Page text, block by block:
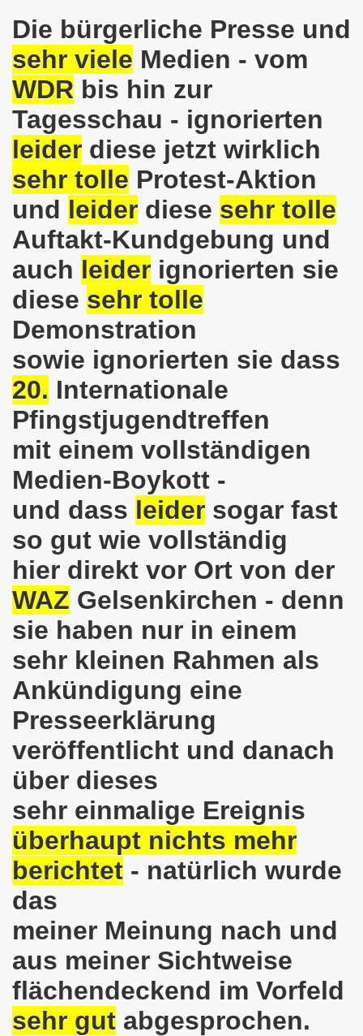
Die bürgerliche Presse und
sehr viele Medien - vom
WDR bis hin zur
Tagesschau - ignorierten
leider diese jetzt wirklich
sehr tolle Protest-Aktion
und leider diese sehr tolle
Auftakt-Kundgebung und
auch leider ignorierten sie
diese sehr tolle
Demonstration
sowie ignorierten sie dass
20. Internationale
Pfingstjugendtreffen
mit einem vollständigen
Medien-Boykott -
und dass leider sogar fast
so gut wie vollständig
hier direkt vor Ort von der
WAZ Gelsenkirchen - denn
sie haben nur in einem
sehr kleinen Rahmen als
Ankündigung eine
Presseerklärung
veröffentlicht und danach
über dieses
sehr einmalige Ereignis
überhaupt nichts mehr
berichtet - natürlich wurde
das
meiner Meinung nach und
aus meiner Sichtweise
flächendeckend im Vorfeld
sehr gut abgesprochen.
Montagsdemo-Bewegung am 11. Januar 2021
Bewegung am 23.11.2020 zum heißen Eisen Corona
Bewegung am 02.11.2020 - auf der Straße gegen das
am 10.10.2020 in Düsseldorf
Montagsdemo-Bewegung am 02. November 2020
auf die Bevölkerung! Beschäftigte und Arbeitslose
ruft auf: Kommt mit am 10.10.2020 gemeinsam
Brennpunkte am 14.09.2020: Wahlauswertung - Lage
Bewegung am 14.09.2020 mit breiter Themenpalette
ich (Thomas Kistermann) zur Kommunalwahl für das
und dadurch wurde bis zum heutigen Zeitpunkt im
16 Jahre Gelsenkirchener Montagsdemo-
Bewegung - Jubiläum am 10.08.2020
im Kampf um Arbeitsplätze und auch im Kampf
Bewegung reiht sich ein am 08.06.2020 in weltweite
und die einzigartige Show-Einlage von dir aus dem
Bewegung am 08.06.2020 im Zeichen der Solidarität
am 25.05.2020: Jetzt erst RECHT die
- Berichte aus erster Hand am 11.05.2020
Krisenlasten auf Arbeiter, auf Erwerbslose, auf
wieder am 11.05.2020 auf der Straße -
bleibt aktiv auch in Corona-Zeiten!
als Tag des Widerstands am 09.03.2020:
am 19.03.2020 zur Corona-Pandemie
mahnt am 09.03.2020 an Folgen von
Kampf (offener Brief von Frank Oettler aus Halle an
Bewegung demonstriert und protestiert am
Bewegung ruft auf am 17.02.2020 zur Demonstration
wird zum Tag X aufrufen